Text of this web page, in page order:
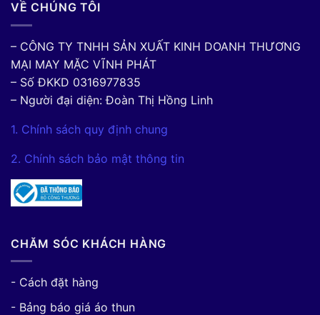
VỀ CHÚNG TÔI
– CÔNG TY TNHH SẢN XUẤT KINH DOANH THƯƠNG
MẠI MAY MẶC VĨNH PHÁT
– Số ĐKKD 0316977835
– Người đại diện: Đoàn Thị Hồng Linh
1. Chính sách quy định chung
2. Chính sách bảo mật thông tin
CHĂM SÓC KHÁCH HÀNG
- Cách đặt hàng
- Bảng báo giá áo thun